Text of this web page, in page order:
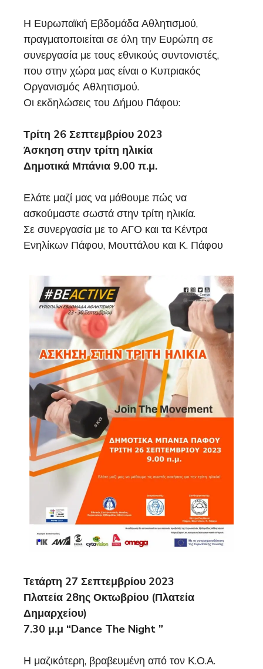
Η Ευρωπαϊκή Εβδομάδα Αθλητισμού,
πραγματοποιείται σε όλη την Ευρώπη σε
συνεργασία με τους εθνικούς συντονιστές,
που στην χώρα μας είναι ο Κυπριακός
Οργανισμός Αθλητισμού.
Οι εκδηλώσεις του Δήμου Πάφου:
Τρίτη 26 Σεπτεμβρίου 2023
Άσκηση στην τρίτη ηλικία
Δημοτικά Μπάνια 9.00 π.μ.
Ελάτε μαζί μας να μάθουμε πώς να
ασκούμαστε σωστά στην τρίτη ηλικία.
Σε συνεργασία με το ΑΓΟ και τα Κέντρα
Ενηλίκων Πάφου, Μουττάλου και Κ. Πάφου
Τετάρτη 27 Σεπτεμβρίου 2023
Πλατεία 28ης Οκτωβρίου (Πλατεία
Δημαρχείου)
7.30 μ.μ “Dance The Night ”
Η μαζικότερη, βραβευμένη από τον Κ.Ο.Α.